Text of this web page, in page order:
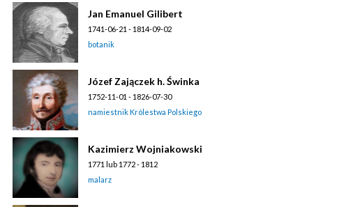
Jan Emanuel Gilibert
1741-06-21 - 1814-09-02
botanik
Józef Zajączek h. Świnka
1752-11-01 - 1826-07-30
namiestnik Królestwa Polskiego
Kazimierz Wojniakowski
1771 lub 1772 - 1812
malarz